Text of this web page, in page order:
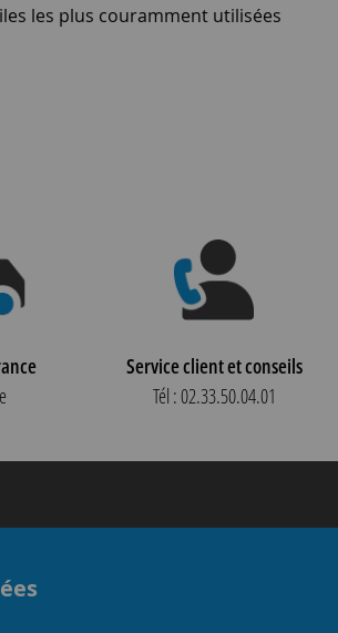
les plus couramment utilisées
Service client et conseils
Tél : 02.33.50.04.01